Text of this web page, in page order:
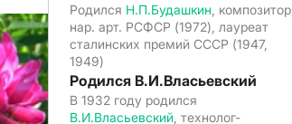
Родился Н.П.Будашкин , композитор,
нар. арт. РСФСР (1972), лауреат
сталинских премий СССР (1947,
1949)
Родился В.И.Власьевский
В 1932 году родился
В.И.Власьевский , технолог-